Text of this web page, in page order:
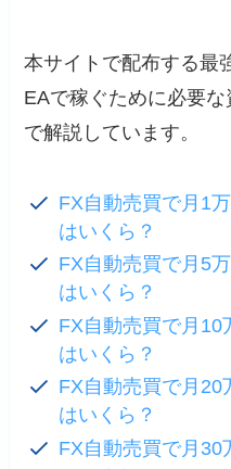
本サイトで配布する最
EAで稼ぐために必要
で解説しています。
FX自動売買で月1
はいくら？
FX自動売買で月5
はいくら？
FX自動売買で月10
はいくら？
FX自動売買で月20
はいくら？
FX自動売買で月30